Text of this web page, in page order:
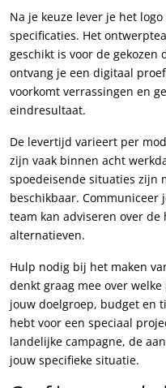
Na je keuze lever je het
specificaties. Het
geschikt is voor de
ontvang je een digitaal
voorkomt verrassingen en
eindresultaat.
De levertijd varieert per
zijn vaak binnen acht
spoedeisende situaties zijn
beschikbaar.
team kan adviseren over
alternatieven.
Hulp nodig bij het maken
denkt graag mee over
jouw doelgroep, budget en
hebt voor een speciaal
landelijke campagne, de
jouw specifieke situatie.